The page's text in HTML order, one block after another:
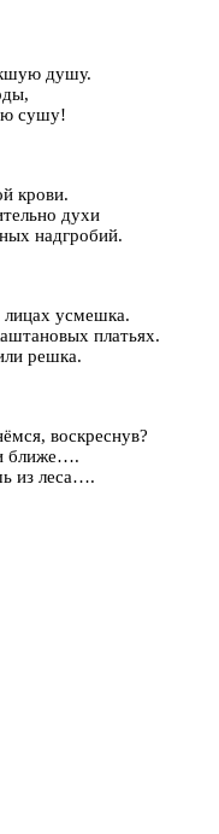
душу.
сушу!
крови.
духи
надгробий.
лицах усмешка.
платьях.
решка.
воскреснув?
ближе….
из леса….